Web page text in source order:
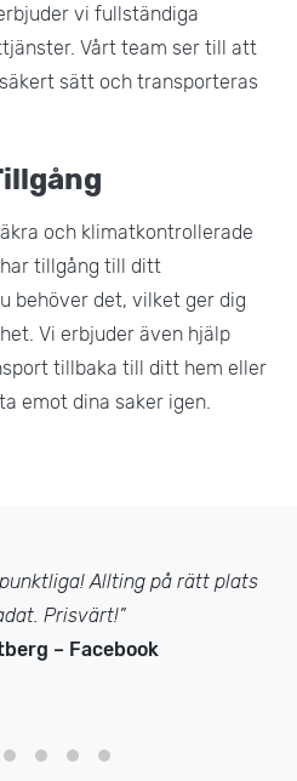
vi fullständiga
Vårt team ser till att
sätt och transporteras
och klimatkontrollerade
tillgång till ditt
behöver det, vilket ger dig
Vi erbjuder även hjälp
tillbaka till ditt hem eller
emot dina saker igen​.
Allting på rätt plats
Prisvärt!”
– Facebook